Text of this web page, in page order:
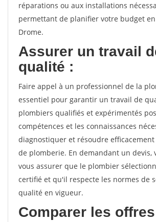
réparations ou aux installations
permettant de planifier votre budget
Drome.
Assurer un travail
qualité :
Faire appel à un professionnel de la
essentiel pour garantir un travail de
plombiers qualifiés et expérimentés
compétences et les connaissances
diagnostiquer et résoudre
de plomberie. En demandant un devis,
vous assurer que le plombier
certifié et qu'il respecte les normes de
qualité en vigueur.
Comparer les